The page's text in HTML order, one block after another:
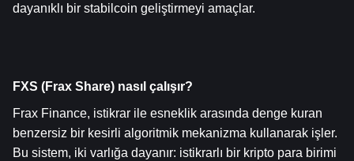
dayanıklı bir stabilcoin geliştirmeyi amaçlar.
FXS (Frax Share) nasıl çalışır?
Frax Finance, istikrar ile esneklik arasında denge kuran
benzersiz bir kesirli algoritmik mekanizma kullanarak işler.
Bu sistem, iki varlığa dayanır: istikrarlı bir kripto para birimi